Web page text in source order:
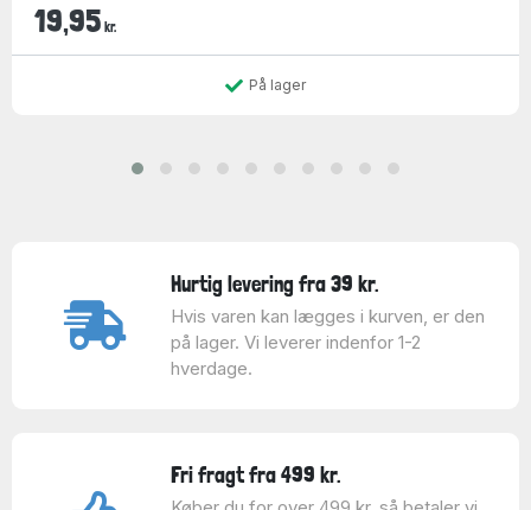
19,95 kr.
På lager
Hurtig levering fra 39 kr.
Hvis varen kan lægges i kurven, er den
på lager. Vi leverer indenfor 1-2
hverdage.
Fri fragt fra 499 kr.